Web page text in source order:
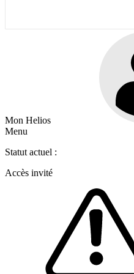
Mon Helios
Menu
Statut actuel :
Accès invité